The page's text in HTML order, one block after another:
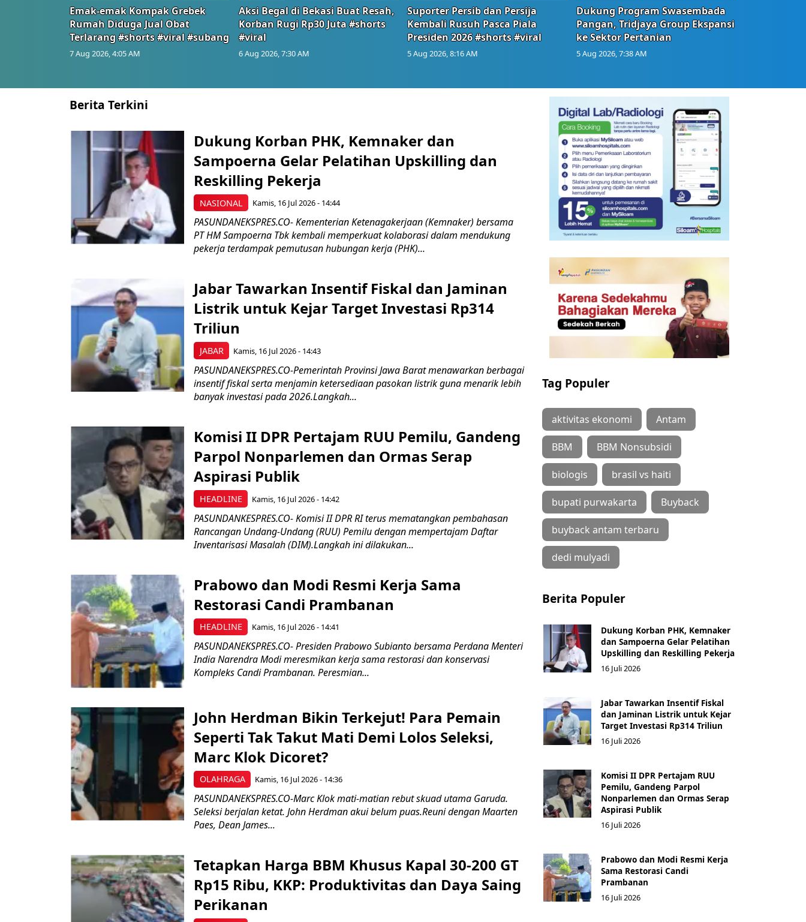
Emak-emak Kompak Grebek
Rumah Diduga Jual Obat
Terlarang #shorts #viral #subang
7 Aug 2026, 4:05 AM
Aksi Begal di Bekasi Buat Resah,
Korban Rugi Rp30 Juta #shorts
#viral
6 Aug 2026, 7:30 AM
Suporter Persib dan Persija
Kembali Rusuh Pasca Piala
Presiden 2026 #shorts #viral
5 Aug 2026, 8:16 AM
Dukung Program Swasembada
Pangan, Tridjaya Group Ekspansi
ke Sektor Pertanian
5 Aug 2026, 7:38 AM
Berita Terkini
NASIONAL
Dukung Korban PHK, Kemnaker dan
Sampoerna Gelar Pelatihan Upskilling dan
Reskilling Pekerja
Kamis, 16 Jul 2026 - 14:44
PASUNDANEKSPRES.CO- Kementerian Ketenagakerjaan (Kemnaker) bersama
PT HM Sampoerna Tbk kembali memperkuat kolaborasi dalam mendukung
pekerja terdampak pemutusan hubungan kerja (PHK)...
JABAR
Jabar Tawarkan Insentif Fiskal dan Jaminan
Listrik untuk Kejar Target Investasi Rp314
Triliun
Kamis, 16 Jul 2026 - 14:43
PASUNDANEKSPRES.CO-Pemerintah Provinsi Jawa Barat menawarkan berbagai
insentif fiskal serta menjamin ketersediaan pasokan listrik guna menarik lebih
banyak investasi pada 2026.Langkah...
HEADLINE
Komisi II DPR Pertajam RUU Pemilu, Gandeng
Parpol Nonparlemen dan Ormas Serap
Aspirasi Publik
Kamis, 16 Jul 2026 - 14:42
PASUNDANKESPRES.CO- Komisi II DPR RI terus mematangkan pembahasan
Rancangan Undang-Undang (RUU) Pemilu dengan mempertajam Daftar
Inventarisasi Masalah (DIM).Langkah ini dilakukan...
HEADLINE
Prabowo dan Modi Resmi Kerja Sama
Restorasi Candi Prambanan
Kamis, 16 Jul 2026 - 14:41
PASUNDANEKSPRES.CO- Presiden Prabowo Subianto bersama Perdana Menteri
India Narendra Modi meresmikan kerja sama restorasi dan konservasi
Kompleks Candi Prambanan. Peresmian...
OLAHRAGA
John Herdman Bikin Terkejut! Para Pemain
Seperti Tak Takut Mati Demi Lolos Seleksi,
Marc Klok Dicoret?
Kamis, 16 Jul 2026 - 14:36
PASUNDANEKSPRES.CO-Marc Klok mati-matian rebut skuad utama Garuda.
Seleksi berjalan ketat. John Herdman akui belum puas.Reuni dengan Maarten
Paes, Dean James...
Tetapkan Harga BBM Khusus Kapal 30-200 GT
Rp15 Ribu, KKP: Produktivitas dan Daya Saing
Perikanan
Tag Populer
aktivitas ekonomi Antam
BBM BBM Nonsubsidi
biologis brasil vs haiti
bupati purwakarta Buyback
buyback antam terbaru
dedi mulyadi
Berita Populer
Dukung Korban PHK, Kemnaker
dan Sampoerna Gelar Pelatihan
Upskilling dan Reskilling Pekerja
16 Juli 2026
Jabar Tawarkan Insentif Fiskal
dan Jaminan Listrik untuk Kejar
Target Investasi Rp314 Triliun
16 Juli 2026
Komisi II DPR Pertajam RUU
Pemilu, Gandeng Parpol
Nonparlemen dan Ormas Serap
Aspirasi Publik
16 Juli 2026
Prabowo dan Modi Resmi Kerja
Sama Restorasi Candi
Prambanan
16 Juli 2026